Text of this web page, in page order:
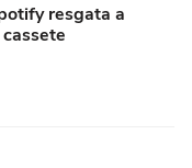
resgata a